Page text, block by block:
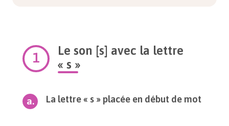
Le son [s] avec la lettre
« s »
La lettre « s » placée en début de mot